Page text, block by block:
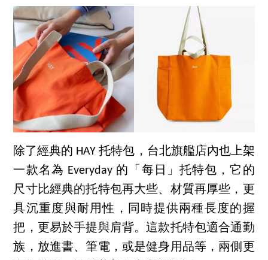
除了經典的 HAY 托特包，台北旗艦店內也上架
一款名為 Everyday 的「每日」托特包，它的
尺寸比經典的托特包再大些、材質再厚些，更
具沉重度與耐用性，同時提供兩種長度的握
把，更易於手提與肩背。這款托特包適合通勤
族，放進書、筆電，或是健身用品等，兩側更